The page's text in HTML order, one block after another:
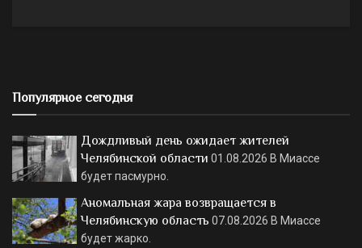
Популярное сегодня
Дождливый день ожидает жителей
Челябинской области 01.08.2026 В Миассе
будет пасмурно.
Аномальная жара возвращается в
Челябинскую область 07.08.2026 В Миассе
будет жарко.